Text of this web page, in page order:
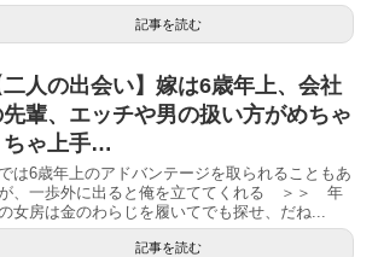
記事を読む
二人の出会い】嫁は6歳年上、会社
輩、エッチや男の扱い方がめちゃ
ちゃ上手…
は6歳年上のアドバンテージを取られることもあ
、一歩外に出ると俺を立ててくれる ＞＞ 年
女房は金のわらじを履いてでも探せ、だね...
記事を読む